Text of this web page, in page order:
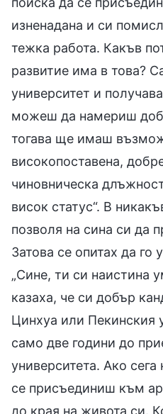
изненадана и си
тежка работа. Какъв
развитие има в това?
университет и
можеш да намериш
тогава ще имаш
високопоставена,
чиновническа
висок статус“. В
позволя на сина си да
Затова се опитах да го
„Сине, ти си наистина
казаха, че си добър
Цинхуа или Пекинския
само две години до
университета. Ако
се присъединиш към
до края на живота си.